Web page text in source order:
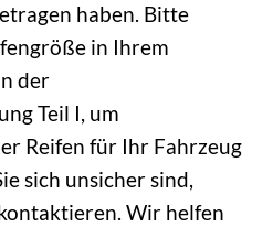
haben. Bitte
in Ihrem
der
Teil I, um
Reifen für Ihr Fahrzeug
sich unsicher sind,
Wir helfen